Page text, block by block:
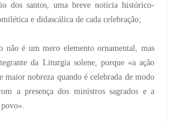
dos santos, uma breve notícia histórico-
e didascálica de cada celebração;
não é um mero elemento ornamental, mas
da Liturgia solene, porque «a ação
maior nobreza quando é celebrada de modo
a presença dos ministros sagrados e a